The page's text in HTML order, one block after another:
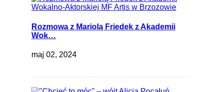
Rozmowa z Mariolą Friedek z Akademii
Wok…
maj 02, 2024